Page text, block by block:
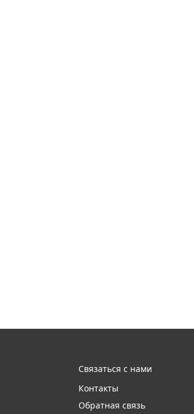
Связаться с нами
Контакты
Обратная связь